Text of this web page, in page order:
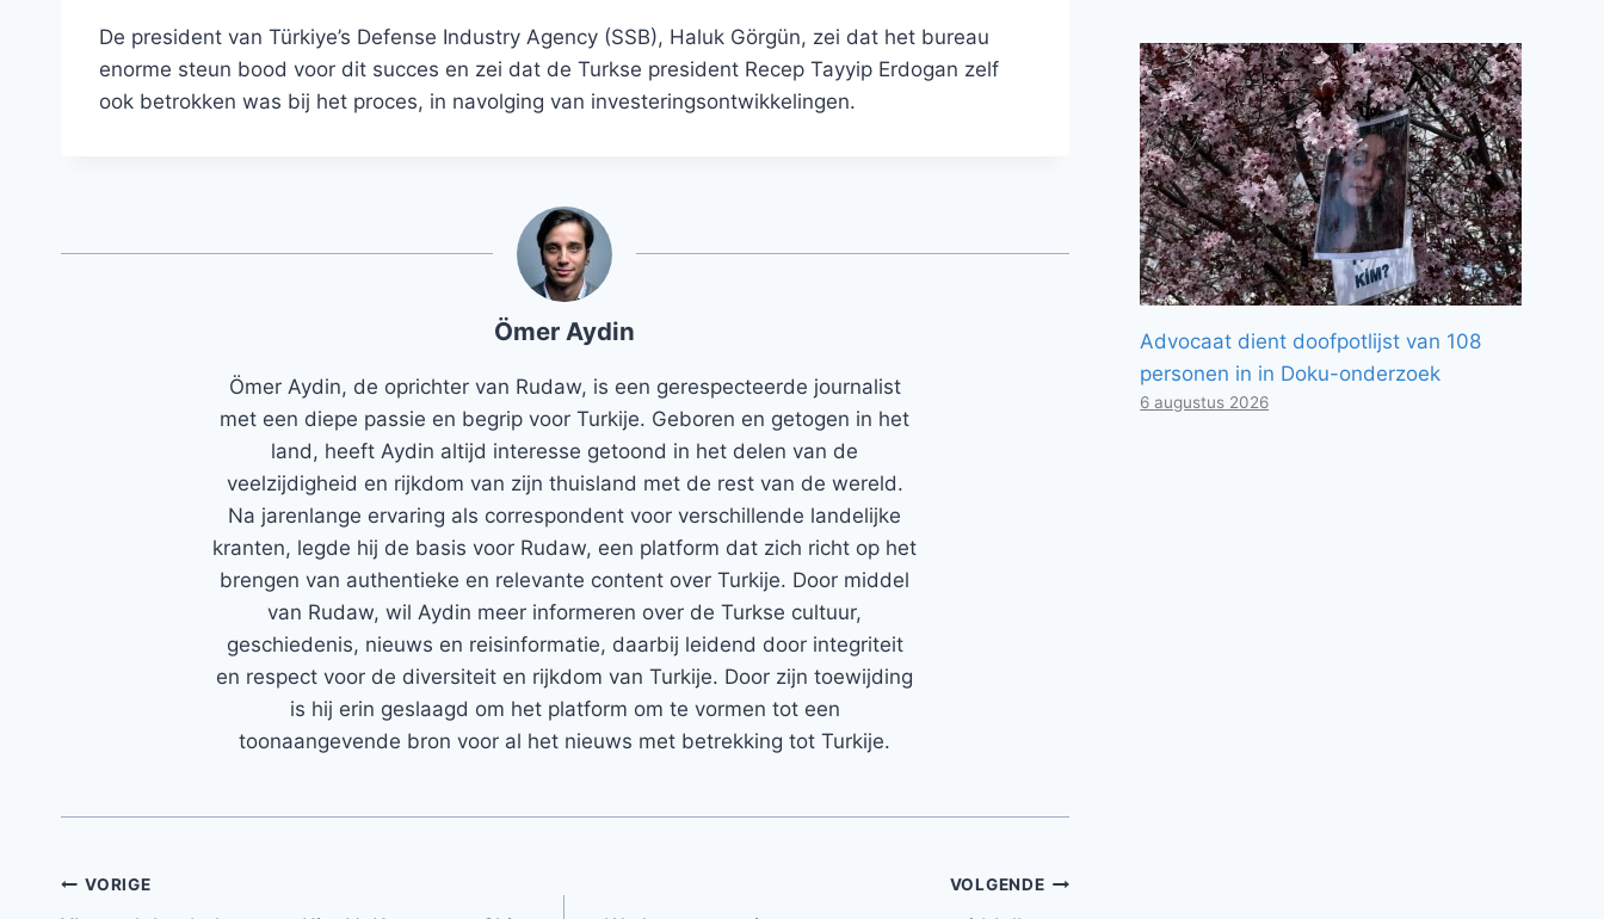
De president van Türkiye’s Defense Industry Agency (SSB), Haluk Görgün, zei dat het bureau
enorme steun bood voor dit succes en zei dat de Turkse president Recep Tayyip Erdogan zelf
ook betrokken was bij het proces, in navolging van investeringsontwikkelingen.
Ömer Aydin
Ömer Aydin, de oprichter van Rudaw, is een gerespecteerde journalist
met een diepe passie en begrip voor Turkije. Geboren en getogen in het
land, heeft Aydin altijd interesse getoond in het delen van de
veelzijdigheid en rijkdom van zijn thuisland met de rest van de wereld.
Na jarenlange ervaring als correspondent voor verschillende landelijke
kranten, legde hij de basis voor Rudaw, een platform dat zich richt op het
brengen van authentieke en relevante content over Turkije. Door middel
van Rudaw, wil Aydin meer informeren over de Turkse cultuur,
geschiedenis, nieuws en reisinformatie, daarbij leidend door integriteit
en respect voor de diversiteit en rijkdom van Turkije. Door zijn toewijding
is hij erin geslaagd om het platform om te vormen tot een
toonaangevende bron voor al het nieuws met betrekking tot Turkije.
Bericht
VORIGE VOLGENDE
Advocaat dient doofpotlijst van 108
personen in in Doku-onderzoek
6 augustus 2026